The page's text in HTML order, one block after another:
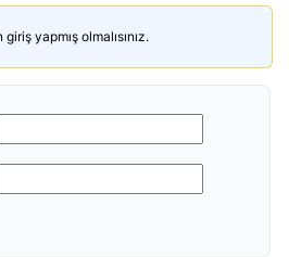
yapmış olmalısınız.